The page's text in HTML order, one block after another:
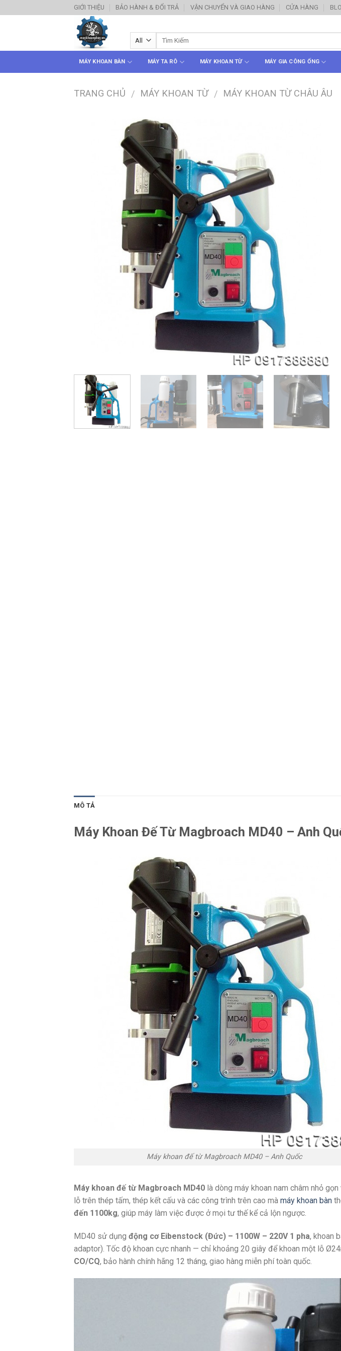
to
GIỚI THIỆU BẢO HÀNH & ĐỔI TRẢ VẬN CHUYỂN VÀ GIAO HÀNG CỬA HÀNG
MÁY KHOAN BÀN MÁY TA RÔ MÁY KHOAN TỪ MÁY GIA CÔNG ỐNG
TRANG CHỦ / MÁY KHOAN TỪ / MÁY KHOAN TỪ CHÂU ÂU
MÔ TẢ
Máy Khoan Đế Từ Magbroach MD40 – Anh
Máy khoan đế từ Magbroach MD40 – Anh Quốc
Máy khoan đế từ Magbroach MD40 là dòng máy khoan nam châm nhỏ
lỗ trên thép tấm, thép kết cấu và các công trình trên cao mà máy khoan bàn
đến 1100kg, giúp máy làm việc được ở mọi tư thế kể cả lộn ngược.
MD40 sử dụng động cơ Eibenstock (Đức) – 1100W – 220V 1 pha, khoan
adaptor). Tốc độ khoan cực nhanh — chỉ khoảng 20 giây để khoan một lỗ
CO/CQ, bảo hành chính hãng 12 tháng, giao hàng miễn phí toàn quốc.